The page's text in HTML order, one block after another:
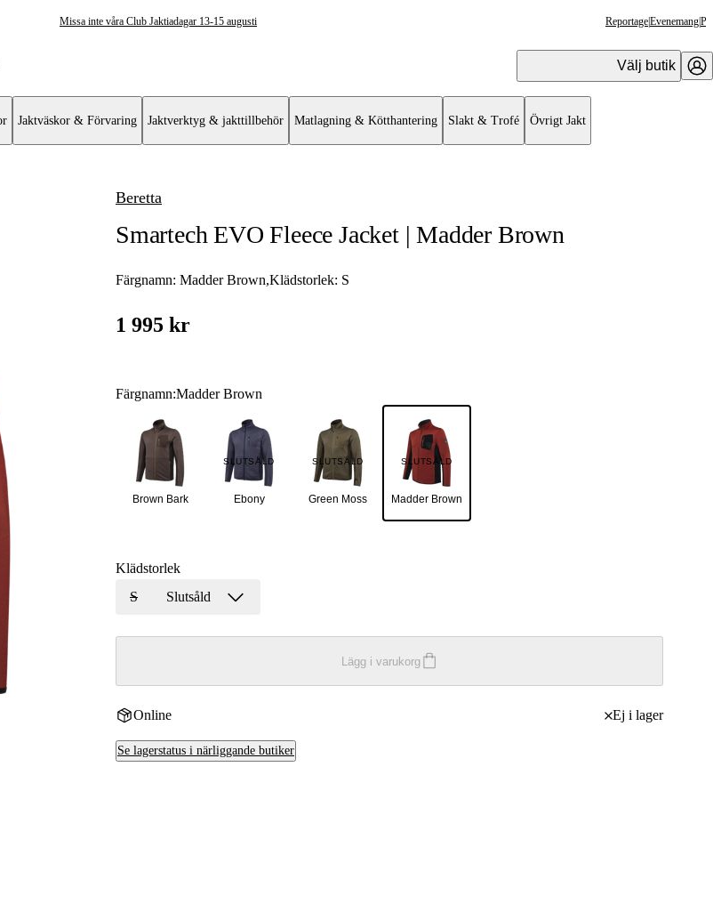
Missa inte våra Club Jaktiadagar 13-15 augusti ReportageEvenemang
Välj butik
Jaktväskor & Förvaring Jaktverktyg & jakttillbehör Matlagning & Kötthantering Slakt & Trofé Övrigt Jakt
Beretta
Smartech EVO Fleece Jacket | Madder Brown
Färgnamn: Madder Brown,Klädstorlek: S
1 995 kr
Färgnamn:Madder Brown
Brown Bark Ebony
SLUTSÅLD
Green Moss
SLUTSÅLD
Madder Brown
SLUTSÅLD
Klädstorlek
S
Slutsåld
Lägg i varukorg
Online Ej i lager
Se lagerstatus i närliggande butiker